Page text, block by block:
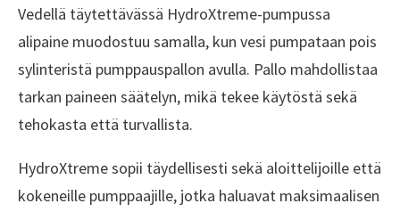
Vedellä täytettävässä HydroXtreme-pumpussa
alipaine muodostuu samalla, kun vesi pumpataan pois
sylinteristä pumppauspallon avulla. Pallo mahdollistaa
tarkan paineen säätelyn, mikä tekee käytöstä sekä
tehokasta että turvallista.
HydroXtreme sopii täydellisesti sekä aloittelijoille että
kokeneille pumppaajille, jotka haluavat maksimaalisen